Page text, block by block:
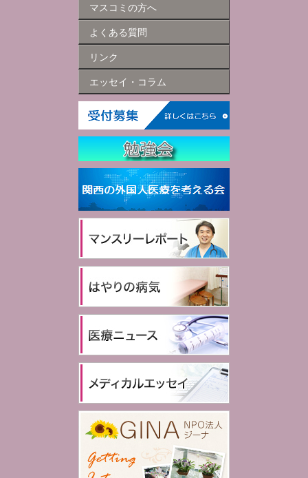
マスコミの方へ
よくある質問
リンク
エッセイ・コラム